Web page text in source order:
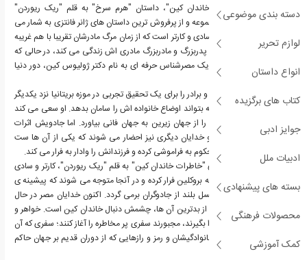
دسته بندی موضوعی
لوازم تحریر
انواع داستان
کتاب های برگزیده
جوایز ادبی
ادبیات ملل
بسته های پیشنهادی
محصولات فرهنگی
کمک آموزشی
از مجموعه ی "خاطرات خاندان کین"، داستان "هرم سرخ" به قلم "ریک ریوردن"
نخستین کتاب در این مجموعه و از پرفروش ترین داستان های ژانر فانتزی به شمار می
رود. "هرم سرخ" داستان سادی و کارتر است که از زمان مرگ مادرشان تقریبا با هم غریبه
شده اند. سادی در لندن با پدربزرگ و مادربزرگ مادری اش زندگی می کند، در حالی که
برادرش کارتر، با پدرشان، یک مصرشناس حرفه ای به نام دکتر ژولیوس کین، دور دنیا
سفر می کند.
یک شب دکتر کین خواهر و برادر را برای یک تحقیق تجربی در موزه بریتانیا نزد یکدیگر
می آورد و امیدوار است که بتواند اوضاع خانواده اش را سامان بدهد. او سعی می کند
که یکی از خدایان مصری را از جهان زیرین به جهان فانی بیاورد. اما جادویش اثرات
جانبی دیگری نیز داشته و خدایان دیگری نیز احضار می شوند که یکی از آن ها ست
است. ست دکتر کین را محکوم به فراموشی کرده و فرزندانش را وادار به فرار می کند.
در این کتاب از مجموعه ی "خاطرات خاندان کین" به قلم "ریک ریوردن"، کارتر و سادی
توسط عمویشان آموس، به بروکلین فرار کرده و در آنجا متوجه می شوند که پیشینه ی
خانوادگی آن ها به یک نسل بلند از جادوگران برمی گردد. اکنون خدایان مصر در حال
بیدار شدن هستند و یکی از بدترین آن ها، چشمش دنبال خاندان کین است. خواهر و
برادر برای اینکه جلوی او را بگیرند، مجبورند سفری پر مخاطره را آغاز کنند؛ سفری که آن
ها را به فهمیدن حقایق خانوادگیشان و رمز و رازهایی که از دوران قدیم بر جهان حاکم
بوده نزدیک تر خواهد کرد.